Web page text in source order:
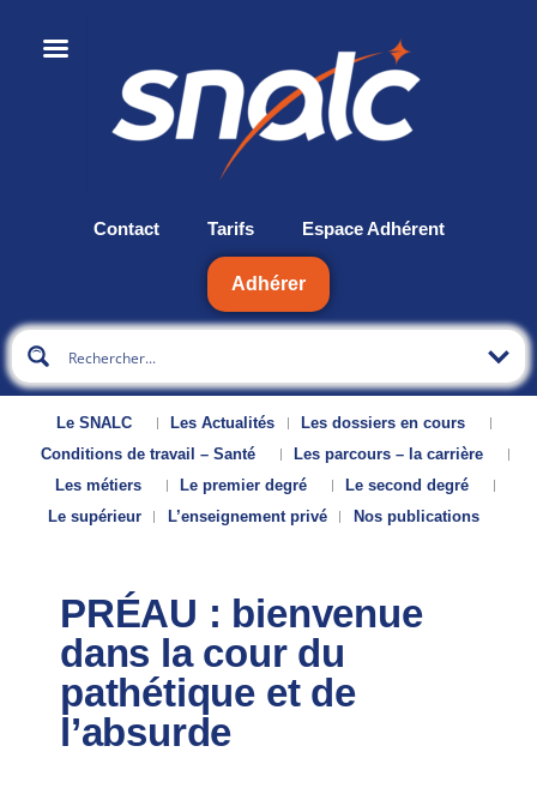
Contact Tarifs Espace Adhérent
Adhérer
Le SNALC Les Actualités
Les dossiers en cours
Conditions de travail – Santé
Les parcours – la carrière
Les métiers
Le premier degré
Le second degré
Le supérieur
L’enseignement privé Nos publications
PRÉAU : bienvenue
dans la cour du
pathétique et de
l’absurde